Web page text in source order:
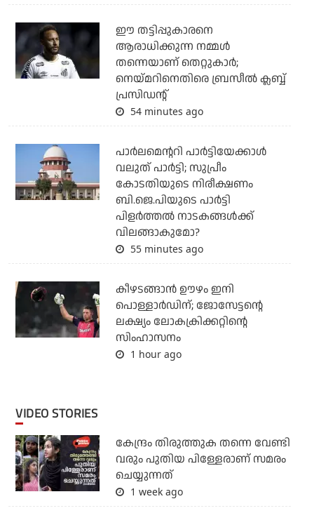
ഈ തട്ടിപ്പുകാരനെ
ആരാധിക്കുന്ന നമ്മള്‍
തന്നെയാണ് തെറ്റുകാര്‍;
നെയ്മറിനെതിരെ ബ്രസീല്‍ ക്ലബ്ബ്
പ്രസിഡന്റ്
54 minutes ago
പാര്‍ലമെന്ററി പാര്‍ട്ടിയേക്കാള്‍
വലുത് പാര്‍ട്ടി; സുപ്രീം
കോടതിയുടെ നിരീക്ഷണം
ബി.ജെ.പിയുടെ പാര്‍ട്ടി
പിളര്‍ത്തല്‍ നാടകങ്ങള്‍ക്ക്
വിലങ്ങാകുമോ?
55 minutes ago
കീഴടങ്ങാന്‍ ഊഴം ഇനി
പൊള്ളാര്‍ഡിന്; ജോസേട്ടന്റെ
ലക്ഷ്യം ലോകക്രിക്കറ്റിന്റെ
സിംഹാസനം
1 hour ago
VIDEO STORIES
കേന്ദ്രം തിരുത്തുക തന്നെ വേണ്ടി
വരും പുതിയ പിള്ളേരാണ് സമരം
ചെയ്യുന്നത്
1 week ago